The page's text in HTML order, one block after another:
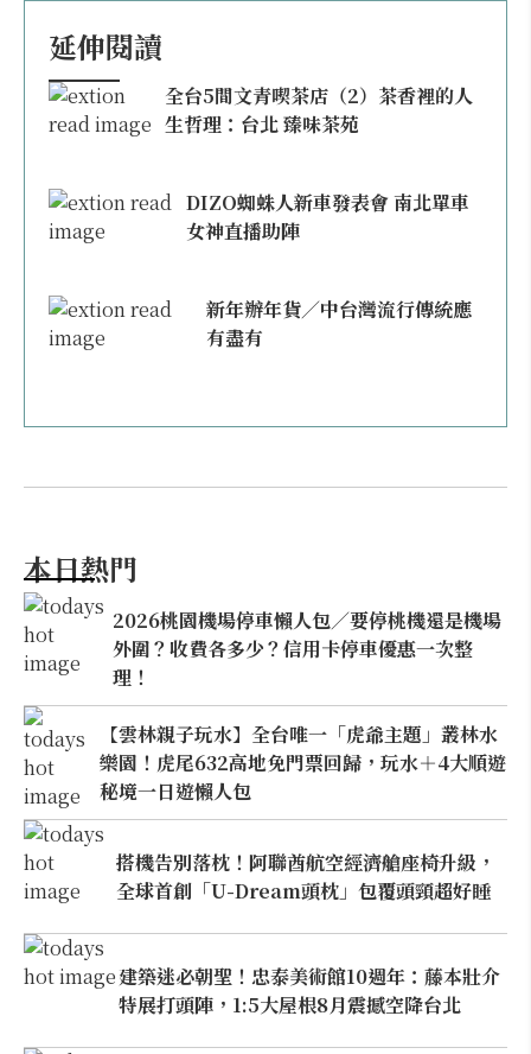
延伸閱讀
全台5間文青喫茶店（2）茶香裡的人
生哲理：台北 臻味茶苑
DIZO蜘蛛人新車發表會 南北單車
女神直播助陣
新年辦年貨／中台灣流行傳統應
有盡有
本日熱門
2026桃園機場停車懶人包／要停桃機還是機場
外圍？收費各多少？信用卡停車優惠一次整
理！
【雲林親子玩水】全台唯一「虎爺主題」叢林水
樂園！虎尾632高地免門票回歸，玩水＋4大順遊
秘境一日遊懶人包
搭機告別落枕！阿聯酋航空經濟艙座椅升級，
全球首創「U-Dream頭枕」包覆頭頸超好睡
建築迷必朝聖！忠泰美術館10週年：藤本壯介
特展打頭陣，1:5大屋根8月震撼空降台北